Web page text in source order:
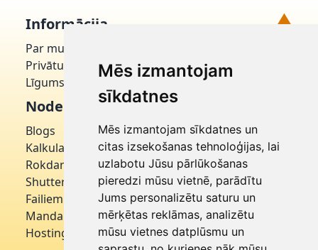
Mēs izmantojam
sīkdatnes
Mēs izmantojam sīkdatnes un
citas izsekošanas tehnoloģijas, lai
uzlabotu Jūsu pārlūkošanas
pieredzi mūsu vietnē, parādītu
Jums personalizētu saturu un
mērķētas reklāmas, analizētu
mūsu vietnes datplūsmu un
▲
Informācija
Par mums
Privātuma politika
Līgums par domēnu
Noderīgi
Blogs
Kalkulatori
Rokdarbniece
Shutterstock
Failiem
Mandarīns
Hostinger